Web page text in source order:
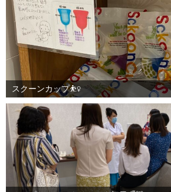
スクーンカップ⛹️‍♀️